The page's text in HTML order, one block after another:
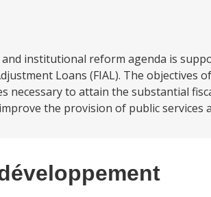
institutional reform agenda is
Loans (FIAL). The
necessary to attain the substantial
the provision of public services